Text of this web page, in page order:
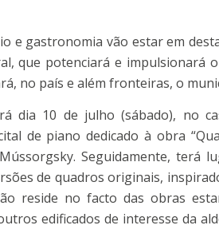
e gastronomia vão estar em
que potenciará e impulsionará
no país e além fronteiras, o
dia 10 de julho (sábado), no
de piano dedicado à obra
Seguidamente, terá
de quadros originais,
reside no facto das obras
edificados de interesse da